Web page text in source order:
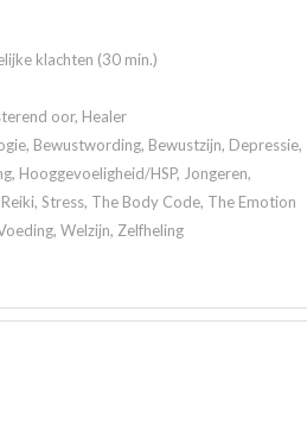
klachten (30 min.)
oor, Healer
Bewustwording, Bewustzijn, Depressie,
Hooggevoeligheid/HSP, Jongeren,
Stress, The Body Code, The Emotion
Welzijn, Zelfheling